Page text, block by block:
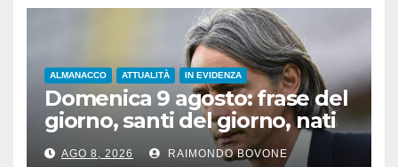
ALMANACCO ATTUALITÀ IN EVIDENZA
Domenica 9 agosto: frase del
giorno, santi del giorno, nati
famosi, accadde oggi
AGO 8, 2026 RAIMONDO BOVONE